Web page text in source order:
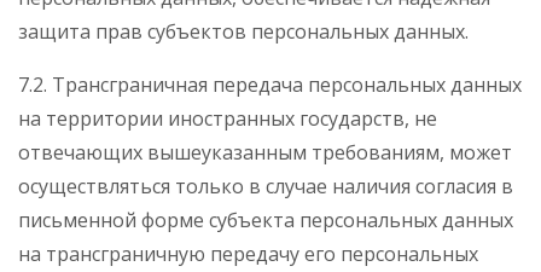
защита прав субъектов персональных данных.
7.2. Трансграничная передача персональных данных
на территории иностранных государств, не
отвечающих вышеуказанным требованиям, может
осуществляться только в случае наличия согласия в
письменной форме субъекта персональных данных
на трансграничную передачу его персональных